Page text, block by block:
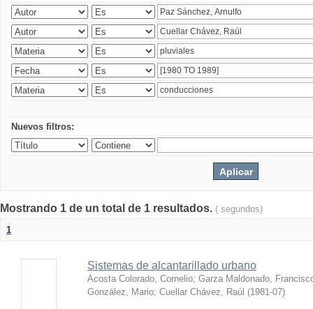
Nuevos filtros:
Mostrando 1 de un total de 1 resultados. ( segundos)
1
Sistemas de alcantarillado urbano
Acosta Colorado, Cornelio; Garza Maldonado,
González, Mario; Cuellar Chávez, Raúl (1981-07)